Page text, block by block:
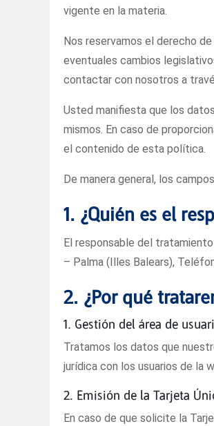
vigente en la materia.
Nos reservamos el derecho
eventuales cambios
contactar con nosotros a
Usted manifiesta que los
mismos. En caso de
el contenido de esta política.
De manera general, los
1. ¿Quién es el
El responsable del tratamiento
– Palma (Illes Balears),
2. ¿Por qué
1. Gestión del área de
Tratamos los datos que
jurídica con los usuarios de la
2. Emisión de la Tarjeta
En caso de que solicite la